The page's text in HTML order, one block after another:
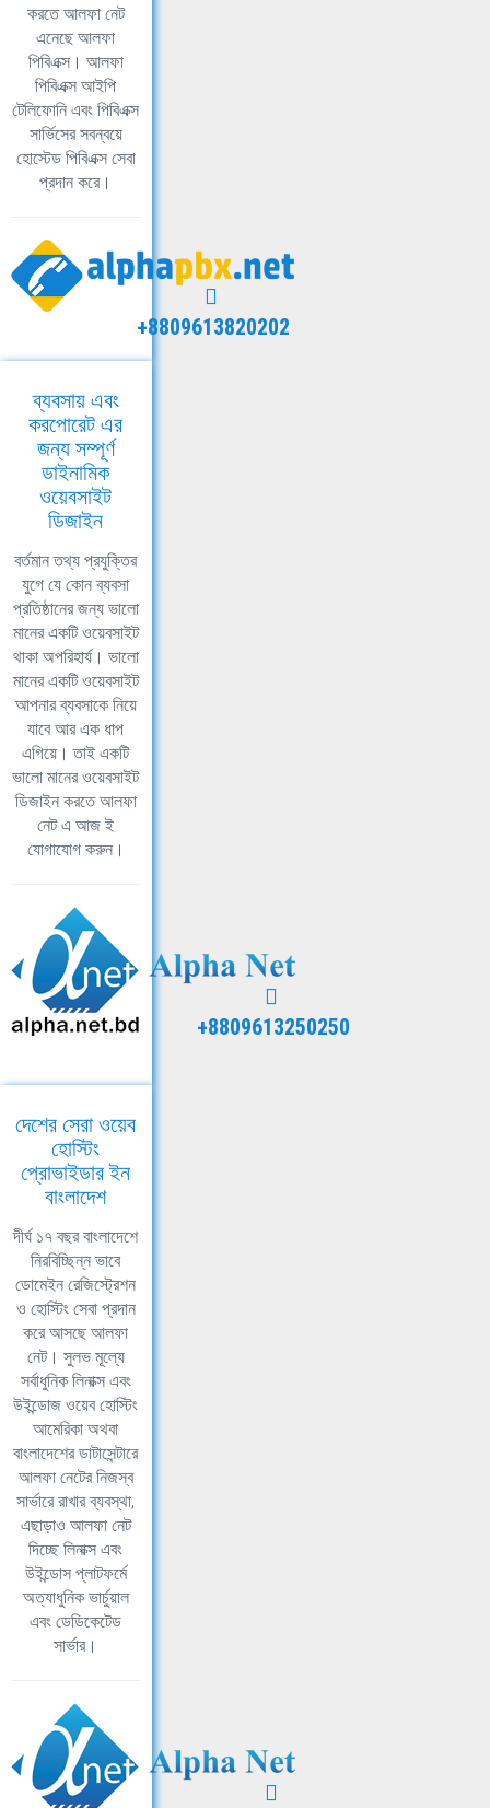
করতে আলফা নেট
এনেছে আলফা
পিবিএক্স। আলফা
পিবিএক্স আইপি
টেলিফোনি এবং পিবিএক্স
সার্ভিসের সবন্বয়ে
হোস্টেড পিবিএক্স সেবা
প্রদান করে।
+8809613820202
ব্যবসায় এবং
করপোরেট এর
জন্য সম্পূর্ণ
ডাইনামিক
ওয়েবসাইট
ডিজাইন
বর্তমান তথ্য প্রযুক্তির
যুগে যে কোন ব্যবসা
প্রতিষ্ঠানের জন্য ভালো
মানের একটি ওয়েবসাইট
থাকা অপরিহার্য। ভালো
মানের একটি ওয়েবসাইট
আপনার ব্যবসাকে নিয়ে
যাবে আর এক ধাপ
এগিয়ে। তাই একটি
ভালো মানের ওয়েবসাইট
ডিজাইন করতে আলফা
নেট এ আজ ই
যোগাযোগ করুন।
+8809613250250
দেশের সেরা ওয়েব
হোস্টিং
প্রোভাইডার ইন
বাংলাদেশ
দীর্ঘ ১৭ বছর বাংলাদেশে
নিরবিচ্ছিন্ন ভাবে
ডোমেইন রেজিস্ট্রেশন
ও হোস্টিং সেবা প্রদান
করে আসছে আলফা
নেট। সুলভ মূল্যে
সর্বাধুনিক লিনাক্স এবং
উইন্ডোজ ওয়েব হোস্টিং
আমেরিকা অথবা
বাংলাদেশের ডাটাসেন্টারে
আলফা নেটের নিজস্ব
সার্ভারে রাখার ব্যবস্থা,
এছাড়াও আলফা নেট
দিচ্ছে লিনাক্স এবং
উইন্ডোস প্লাটফর্মে
অত্যাধুনিক ভার্চুয়াল
এবং ডেডিকেটেড
সার্ভার।